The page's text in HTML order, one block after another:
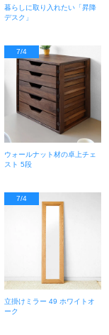
暮らしに取り入れたい「昇降
デスク」
7/4
ウォールナット材の卓上チェ
スト 5段
7/4
立掛けミラー 49 ホワイトオ
ーク